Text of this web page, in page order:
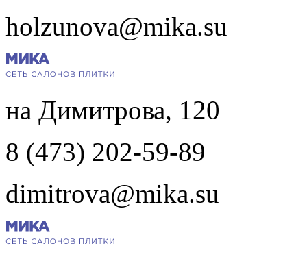
holzunova@mika.su
на Димитрова, 120
8 (473) 202-59-89
dimitrova@mika.su